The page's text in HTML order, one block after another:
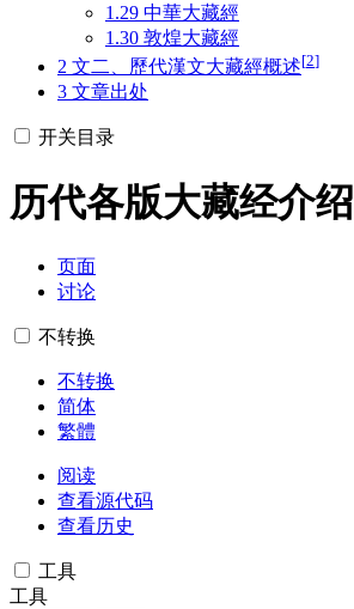
1.29 中華大藏經
1.30 敦煌大藏經
2 文二、歷代漢文大藏經概述[2]
3 文章出处
开关目录
历代各版大藏经介绍
页面
讨论
不转换
不转换
简体
繁體
阅读
查看源代码
查看历史
工具
工具